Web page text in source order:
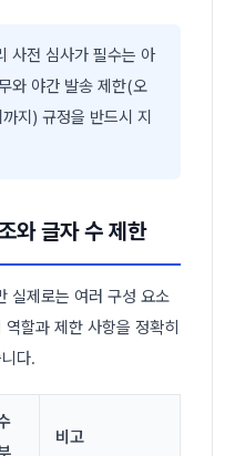
사전 심사가 필수는 아
와 야간 발송 제한(오
지) 규정을 반드시 지
와 글자 수 제한
실제로는 여러 구성 요소
할과 제한 사항을 정확히
다.
비고